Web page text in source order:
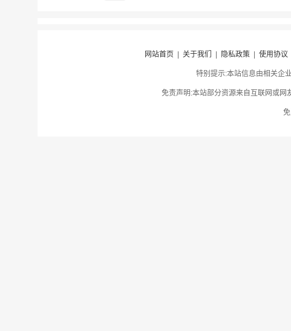
网站首页 关于我们 隐私政策| 使用协议
特别提示:本站信息由相关企
免责声明:本站部分资源来自互联网或